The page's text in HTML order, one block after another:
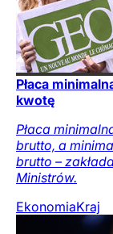
Płaca
kwotę
Płaca
brutto, a
brutto –
Ministrów.
EkonomiaKraj